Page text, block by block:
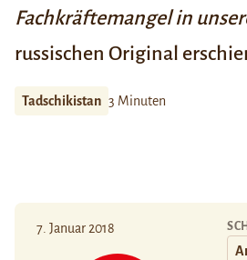
Fachkräftemangel in
russischen Original
Tadschikistan 3 Minuten
7. Januar 2018